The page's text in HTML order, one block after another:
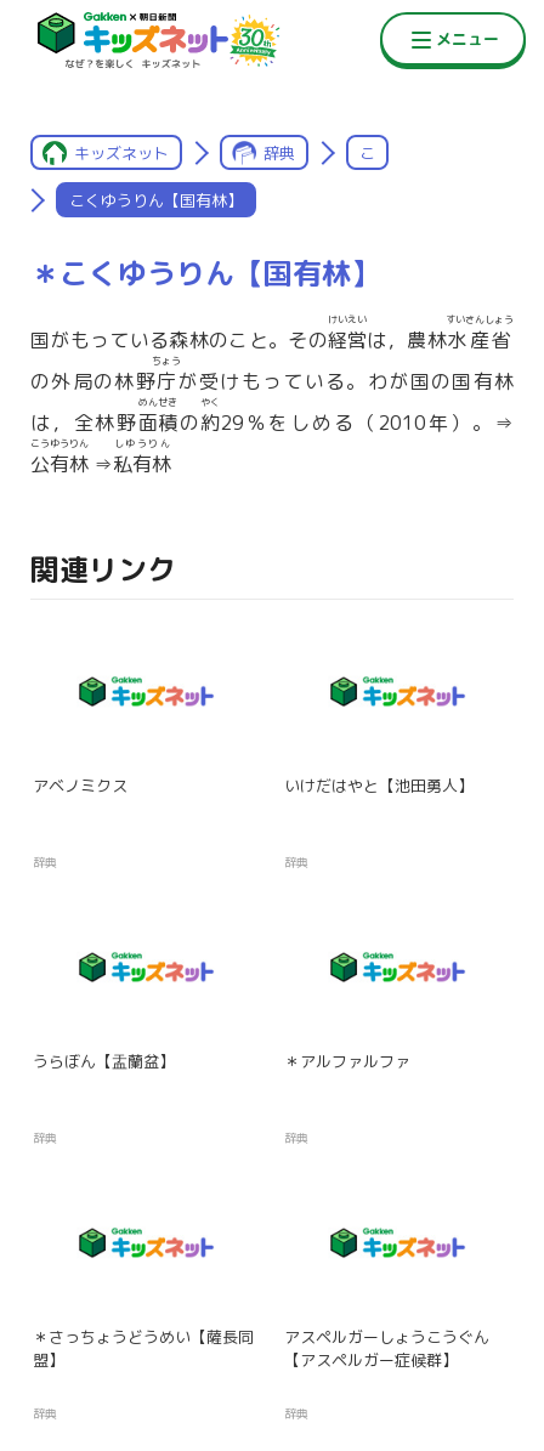
キッズネット 辞典 こ
こくゆうりん【国有林】
＊こくゆうりん【国有林】
国がもっている森林のこと。その経営
けいえい
は，農林水産省
すいさんしょう
の外局の林野庁
ちょう
が受けもっている。わが国の国有林
は，全林野面積
めんせき
の約
やく
29％をしめる（2010年）。⇒
公有林
こうゆうりん
⇒私有林
しゆうりん
関連リンク
アベノミクス
辞典
いけだはやと【池田勇人】
辞典
うらぼん【盂蘭盆】
辞典
＊アルファルファ
辞典
＊さっちょうどうめい【薩長同
盟】
辞典
アスペルガーしょうこうぐん
【アスペルガー症候群】
辞典